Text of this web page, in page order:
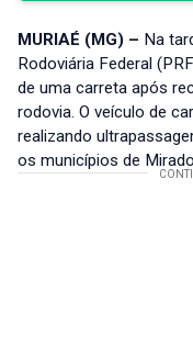
MURIAÉ (MG) – Na
Rodoviária Federal
de uma carreta após
rodovia. O veículo de
realizando
os municípios de